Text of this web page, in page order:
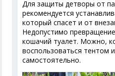
Для защиты детворы от
рекомендуется
который спасет и от
Недопустимо
кошачий туалет. Можно,
воспользоваться тентом
самостоятельно.